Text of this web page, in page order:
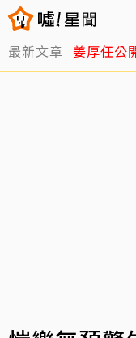
最新文章 姜厚任公